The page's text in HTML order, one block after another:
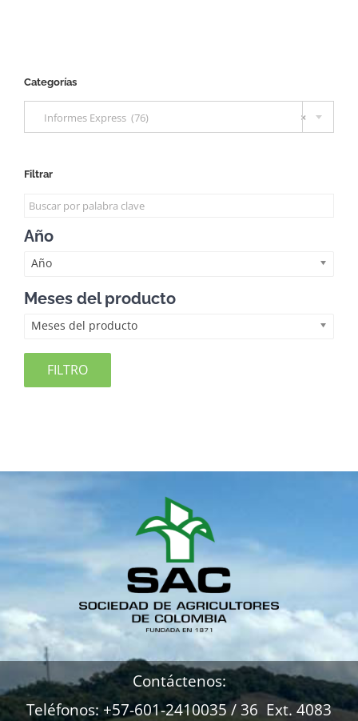
Categorías

×
Informes Express (76)
Filtrar
Año
Año
Meses del producto
Meses del producto
FILTRO
Contáctenos:
Teléfonos: +57-601-2410035 / 36 Ext. 4083